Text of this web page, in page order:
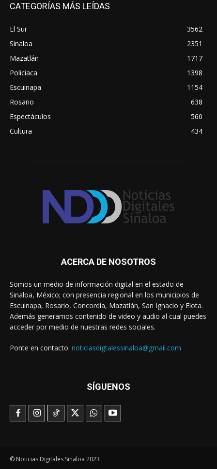
CATEGORÍAS MÁS LEÍDAS
El Sur
3562
Sinaloa
2351
Mazatlán
1717
Policiaca
1398
Escuinapa
1154
Rosario
638
Espectáculos
560
Cultura
434
ACERCA DE NOSOTROS
Somos un medio de información digital en el estado de
Sinaloa, México; con presencia regional en los municipios de
Escuinapa, Rosario, Concordia, Mazatlán, San Ignacio y Elota.
Además generamos contenido de video y audio al cual puedes
acceder por medio de nuestras redes sociales.
Ponte en contacto: noticiasdigtalessinaloa@gmail.com
SÍGUENOS
© Noticias Digitales Sinaloa 2023